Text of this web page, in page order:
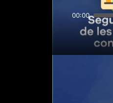
00:00